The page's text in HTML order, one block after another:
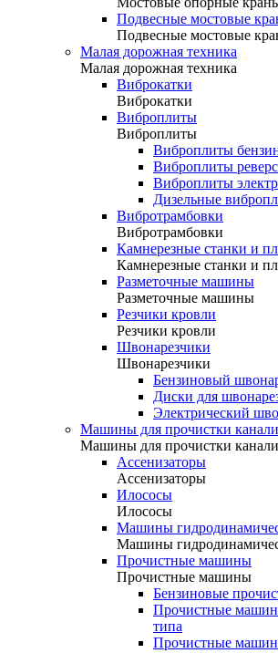
Подвесные мостовые
Подвесные мостовые
Малая дорожная техника
Малая дорожная техника
Виброкатки
Виброкатки
Виброплиты
Виброплиты
Виброплиты
Виброплиты
Виброплиты
Дизельные
Вибротрамбовки
Вибротрамбовки
Камнерезные станки и
Камнерезные станки и
Разметочные машины
Разметочные машины
Резчики кровли
Резчики кровли
Швонарезчики
Швонарезчики
Бензиновый
Диски для
Электрический
Машины для прочистки
Машины для прочистки
Ассенизаторы
Ассенизаторы
Илососы
Илососы
Машины
Машины
Прочистные машины
Прочистные машины
Бензиновые
Прочистные
типа
Прочистные